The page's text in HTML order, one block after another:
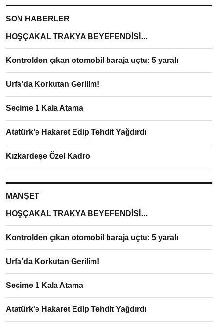
SON HABERLER
HOŞÇAKAL TRAKYA BEYEFENDİSİ…
Kontrolden çıkan otomobil baraja uçtu: 5 yaralı
Urfa’da Korkutan Gerilim!
Seçime 1 Kala Atama
Atatürk’e Hakaret Edip Tehdit Yağdırdı
Kızkardeşe Özel Kadro
MANŞET
HOŞÇAKAL TRAKYA BEYEFENDİSİ…
Kontrolden çıkan otomobil baraja uçtu: 5 yaralı
Urfa’da Korkutan Gerilim!
Seçime 1 Kala Atama
Atatürk’e Hakaret Edip Tehdit Yağdırdı